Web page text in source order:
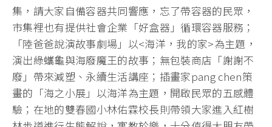
集，請大家自備容器共同響應，忘了帶容器的民眾，
市集裡也有提供社會企業「好盒器」循環容器服務；
「陸爸爸說演故事劇場」以<海洋，我的家>為主題，
演出綠蠵龜與海廢魔王的故事；無包裝商店「謝謝不
廢」帶來減塑、永續生活講座；插畫家pang chen策
畫的「海之小展」以海洋為主題，開啟民眾的五感體
驗；在地的雙春國小林佑霖校長則帶領大家進入紅樹